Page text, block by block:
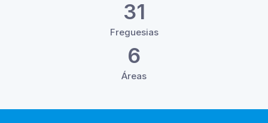
31
Freguesias
6
Áreas